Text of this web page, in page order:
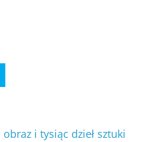
i tysiąc dzieł sztuki